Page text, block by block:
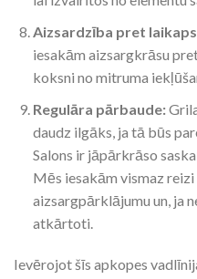
Aizsardzība pret
iesakām aizsargkrāsu
koksni no mitruma
Regulāra pārbaude:
daudz ilgāks, ja tā būs
Salons ir jāpārkrāso
Mēs iesakām vismaz
aizsargpārklājumu un, ja
atkārtoti.
Ievērojot šīs apkopes